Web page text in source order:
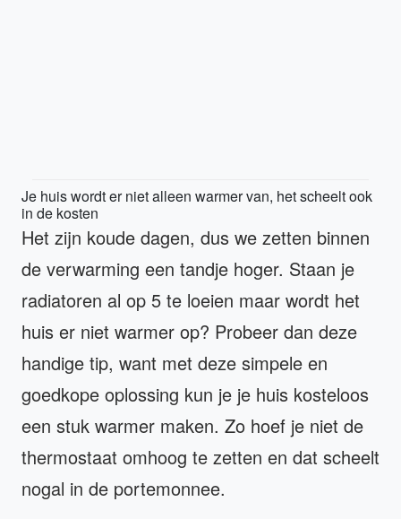
Je huis wordt er niet alleen warmer van, het scheelt ook
in de kosten
Het zijn koude dagen, dus we zetten binnen
de verwarming een tandje hoger. Staan je
radiatoren al op 5 te loeien maar wordt het
huis er niet warmer op? Probeer dan deze
handige tip, want met deze simpele en
goedkope oplossing kun je je huis kosteloos
een stuk warmer maken. Zo hoef je niet de
thermostaat omhoog te zetten en dat scheelt
nogal in de portemonnee.